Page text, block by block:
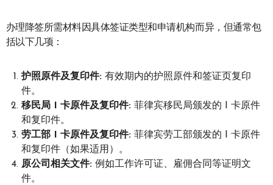
办理降签所需材料因具体签证类型和申请机构而异，但通常包
括以下几项：
护照原件及复印件: 有效期内的护照原件和签证页复印
件。
移民局 I 卡原件及复印件: 菲律宾移民局颁发的 I 卡原件
和复印件。
劳工部 I 卡原件及复印件: 菲律宾劳工部颁发的 I 卡原件
和复印件（如果适用）。
原公司相关文件: 例如工作许可证、雇佣合同等证明文
件。